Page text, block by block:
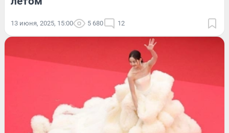
13 июня, 2025, 15:00 5 680 12